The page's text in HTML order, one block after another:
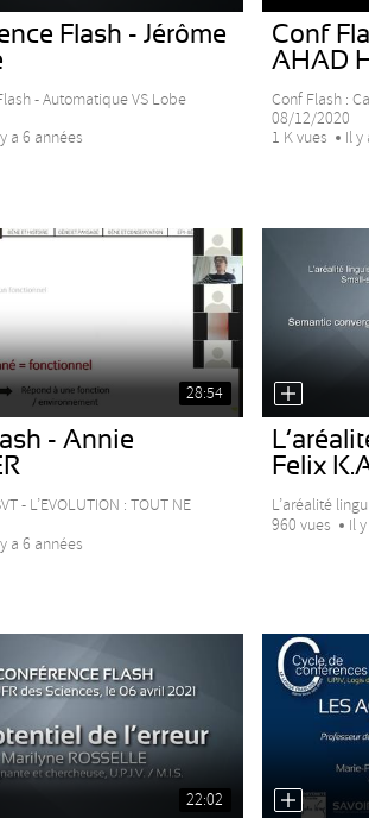
Flash - Jérôme
- Automatique VS Lobe
a 6 années
Conf
AHAD
Conf Flash :
08/12/2020
1 K vues
Il y
28:54
- Annie
- L’EVOLUTION : TOUT NE
a 6 années
Felix
L’aréalité
960 vues
Il
22:02